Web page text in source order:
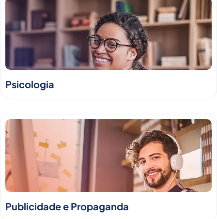
Psicologia
Publicidade e Propaganda